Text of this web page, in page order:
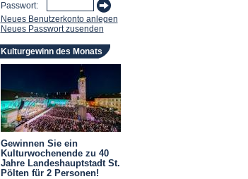
Passwort:
Neues Benutzerkonto anlegen
Neues Passwort zusenden
Kulturgewinn des Monats
Gewinnen Sie ein
Kulturwochenende zu 40
Jahre Landeshauptstadt St.
Pölten für 2 Personen!